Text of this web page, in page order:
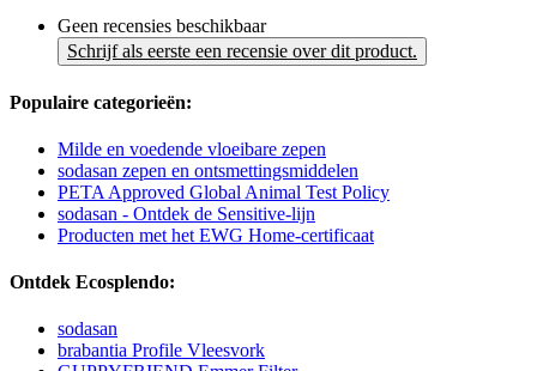
Geen recensies beschikbaar
Schrijf als eerste een recensie over dit product.
Populaire categorieën:
Milde en voedende vloeibare zepen
sodasan zepen en ontsmettingsmiddelen
PETA Approved Global Animal Test Policy
sodasan - Ontdek de Sensitive-lijn
Producten met het EWG Home-certificaat
Ontdek Ecosplendo:
sodasan
brabantia Profile Vleesvork